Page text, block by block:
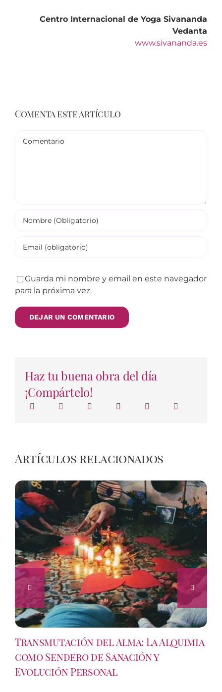
Centro Internacional de Yoga Sivananda
Vedanta
www.sivananda.es
Comenta este artículo
Guarda mi nombre y email en este navegador
para la próxima vez.
Haz tu buena obra del día
¡Compártelo!
Artículos relacionados
Transmutación del Alma: La Alquimia
como Sendero de Sanación y
Evolución Personal